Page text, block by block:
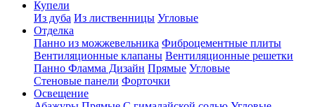
Купели
Из дуба Из лиственницы Угловые
Отделка
Панно из можжевельника Фиброцементные плиты
Вентиляционные клапаны Вентиляционные решетки
Панно Фламма Дизайн Прямые Угловые
Стеновые панели Форточки
Освещение